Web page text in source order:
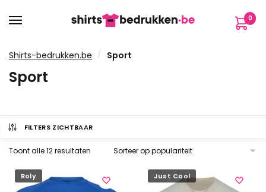
naar
naar
inhoud
0
Shirts-bedrukken.be / Sport
Sport
FILTERS ZICHTBAAR
Toont alle 12 resultaten Gesorteerd
Roly Just Cool